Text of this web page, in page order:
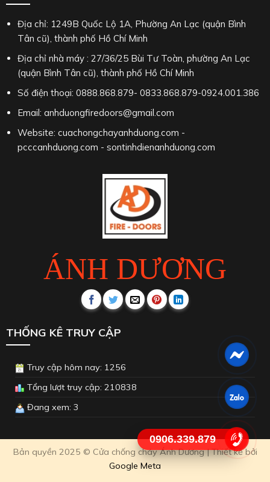
ÁNH DƯƠNG
Địa chỉ: 1249B Quốc Lộ 1A, Phường An Lạc (quận Bình
Tân cũ), thành phố Hồ Chí Minh
Địa chỉ nhà máy : 27/36/25 Bùi Tư Toàn, phường An Lạc
(quận Bình Tân cũ), thành phố Hồ Chí Minh
Số điện thoại: 0888.868.879- 0833.868.879-0924.001.386
Email: anhduongfiredoors@gmail.com
Website: cuachongchayanhduong.com -
pcccanhduong.com - sontinhdienanhduong.com
THỐNG KÊ TRUY CẬP
Truy cập hôm nay: 1256
Tổng lượt truy cập: 210838
Đang xem: 3
Bản quyền 2025 © Cửa chống cháy Ánh Dương | Thiết kế bởi
Google Meta
0906.339.879